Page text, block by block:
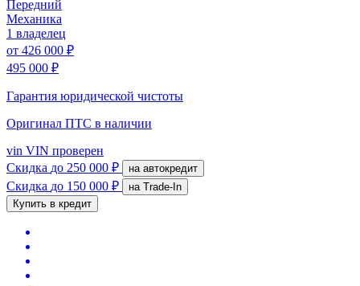
Передний
Механика
1 владелец
от 426 000 ₽
495 000 ₽
Гарантия юридической чистоты
Оригинал ПТС в наличии
vin VIN проверен
Скидка до 250 000 ₽ на автокредит
Скидка до 150 000 ₽
на Trade-In
Купить в кредит